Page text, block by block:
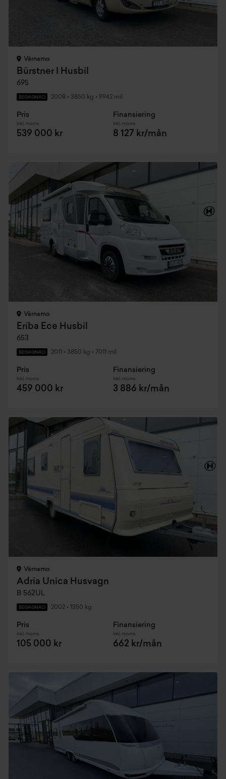
Värnamo
Bürstner I Husbil
695
BEGAGNAD 2008 • 3850 kg • 9942 mil
Pris
Inkl. moms
539 000 kr
Finansiering
Inkl. moms
8 127 kr/mån
Värnamo
Eriba Ece Husbil
653
BEGAGNAD 2011 • 3850 kg • 7011 mil
Pris
Inkl. moms
459 000 kr
Finansiering
Inkl. moms
3 886 kr/mån
Värnamo
Adria Unica Husvagn
B 562UL
BEGAGNAD 2002 • 1350 kg
Pris
Inkl. moms
105 000 kr
Finansiering
Inkl. moms
662 kr/mån